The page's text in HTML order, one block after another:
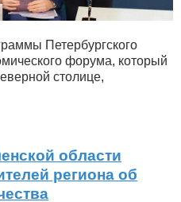
Петербургского
форума, который
столице,
области
региона об